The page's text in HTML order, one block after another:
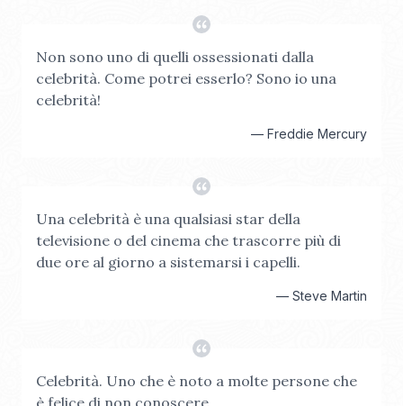
Non sono uno di quelli ossessionati dalla
celebrità. Come potrei esserlo? Sono io una
celebrità!
— Freddie Mercury
Una celebrità è una qualsiasi star della
televisione o del cinema che trascorre più di
due ore al giorno a sistemarsi i capelli.
— Steve Martin
Celebrità. Uno che è noto a molte persone che
è felice di non conoscere.